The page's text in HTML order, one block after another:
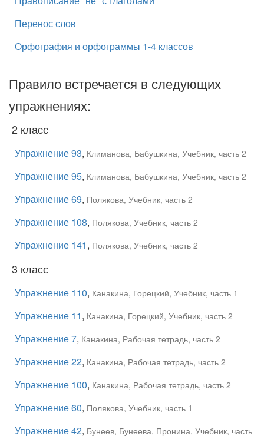
Перенос слов
Орфография и орфограммы 1-4 классов
Правило встречается в следующих
упражнениях:
2 класс
Упражнение 93, Климанова, Бабушкина, Учебник, часть 2
Упражнение 95, Климанова, Бабушкина, Учебник, часть 2
Упражнение 69, Полякова, Учебник, часть 2
Упражнение 108, Полякова, Учебник, часть 2
Упражнение 141, Полякова, Учебник, часть 2
3 класс
Упражнение 110, Канакина, Горецкий, Учебник, часть 1
Упражнение 11, Канакина, Горецкий, Учебник, часть 2
Упражнение 7, Канакина, Рабочая тетрадь, часть 2
Упражнение 22, Канакина, Рабочая тетрадь, часть 2
Упражнение 100, Канакина, Рабочая тетрадь, часть 2
Упражнение 60, Полякова, Учебник, часть 1
Упражнение 42, Бунеев, Бунеева, Пронина, Учебник, часть